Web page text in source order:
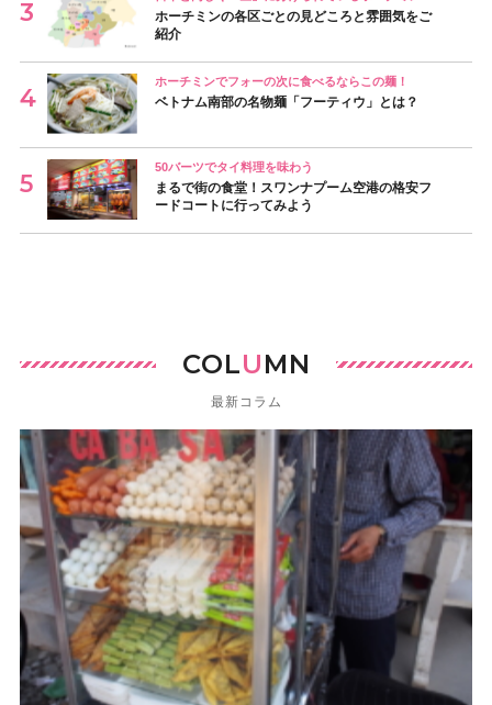
ホーチミンの各区ごとの見どころと雰囲気をご
紹介
ホーチミンでフォーの次に食べるならこの麺！
ベトナム南部の名物麺「フーティウ」とは？
50バーツでタイ料理を味わう
まるで街の食堂！スワンナプーム空港の格安フ
ードコートに行ってみよう
COLUMN
最新コラム